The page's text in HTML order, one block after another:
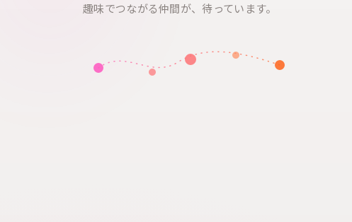
趣味でつながる仲間が、待っています。